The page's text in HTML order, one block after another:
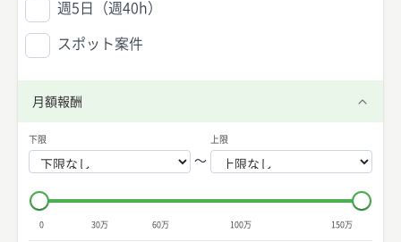
週5日（週40h）
スポット案件
月額報酬
下限
〜
上限
0 30万 60万 100万 150万